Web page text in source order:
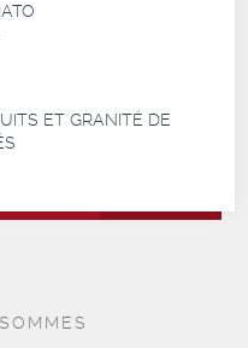
ET GRANITÉ DE